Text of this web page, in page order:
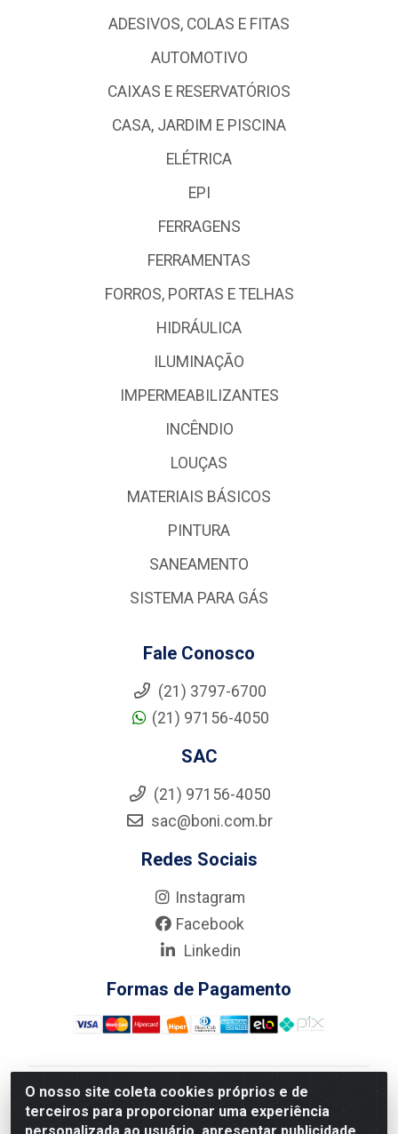
O nosso site coleta cookies próprios e de
terceiros para proporcionar uma experiência
ADESIVOS, COLAS E FITAS
AUTOMOTIVO
CAIXAS E RESERVATÓRIOS
CASA, JARDIM E PISCINA
ELÉTRICA
EPI
FERRAGENS
FERRAMENTAS
FORROS, PORTAS E TELHAS
HIDRÁULICA
ILUMINAÇÃO
IMPERMEABILIZANTES
INCÊNDIO
LOUÇAS
MATERIAIS BÁSICOS
PINTURA
SANEAMENTO
SISTEMA PARA GÁS
Fale Conosco
(21) 3797-6700
(21) 97156-4050
SAC
(21) 97156-4050
sac@boni.com.br
Redes Sociais
Instagram
Facebook
Linkedin
Formas de Pagamento
Nova Boni Distribuidora de Material de Construção LTDA
- Rua Alice Tibiriçá, 330 - Vila Da Penha, Rio de
Janeiro/RJ - CEP: 21.210-110 - CNPJ: 11.003.135/0001-